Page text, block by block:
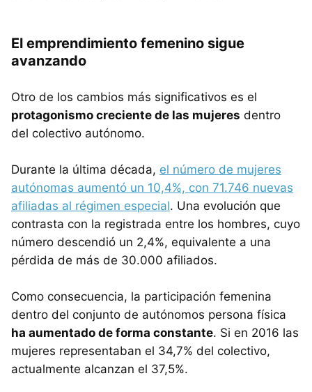
El emprendimiento femenino sigue
avanzando
Otro de los cambios más significativos es el
protagonismo creciente de las mujeres dentro
del colectivo autónomo.
Durante la última década, el número de mujeres
autónomas aumentó un 10,4%, con 71.746 nuevas
afiliadas al régimen especial. Una evolución que
contrasta con la registrada entre los hombres, cuyo
número descendió un 2,4%, equivalente a una
pérdida de más de 30.000 afiliados.
Como consecuencia, la participación femenina
dentro del conjunto de autónomos persona física
ha aumentado de forma constante. Si en 2016 las
mujeres representaban el 34,7% del colectivo,
actualmente alcanzan el 37,5%.